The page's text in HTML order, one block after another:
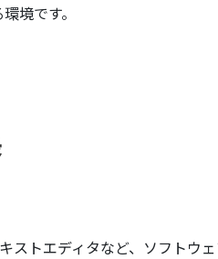
境です。
ストエディタなど、ソフトウ